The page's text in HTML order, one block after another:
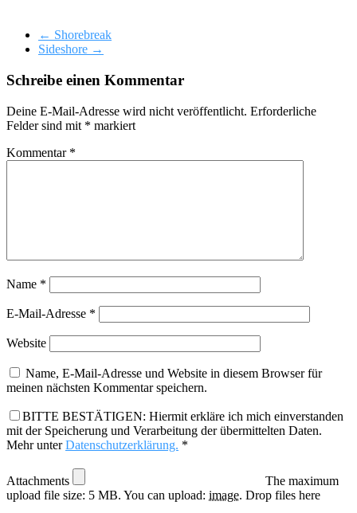
← Shorebreak
Sideshore →
Schreibe einen Kommentar
Deine E-Mail-Adresse wird nicht veröffentlicht. Erforderliche
Felder sind mit * markiert
Kommentar *
Name *
E-Mail-Adresse *
Website
Name, E-Mail-Adresse und Website in diesem Browser für
meinen nächsten Kommentar speichern.
BITTE BESTÄTIGEN: Hiermit erkläre ich mich einverstanden
mit der Speicherung und Verarbeitung der übermittelten Daten.
Mehr unterDatenschutzerklärung. *
Attachments
The maximum
upload file size: 5 MB. You can upload: image. Drop files here